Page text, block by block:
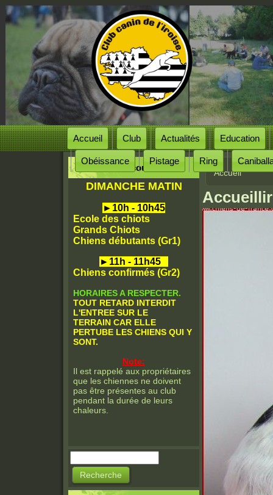
Accueil Club Actualités Education
Obéissance Pistage Ring
Horaires des cours
DIMANCHE MATIN
► 10h - 10h45
Ecole des chiots
Grands Chiots
Chiens débutants (Gr1)
► 11h - 11h45
Chiens confirmés (Gr2)
HORAIRES A RESPECTER.
TOUT RETARD INTERDIT
L'ENTREE SUR LE
TERRAIN CAR ELLE
PERTUBE LES CHIENS QUI Y
SONT.
Note:
Il est rappelé aux propriétaires
que les chiennes ne doivent
pas être présentes au club
pendant la durée de leurs
chaleurs.
Formulaire de
recherche
Vous
Accueil